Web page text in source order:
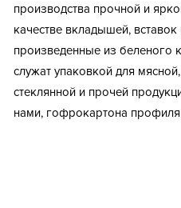
производства прочной и
качестве вкладышей,
произведенные из беленого
служат упаковкой для
стеклянной и прочей
нами, гофрокартона